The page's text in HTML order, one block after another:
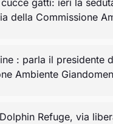
gatti: ieri la
della Commissione
: parla il presidente
Ambiente
Refuge, via